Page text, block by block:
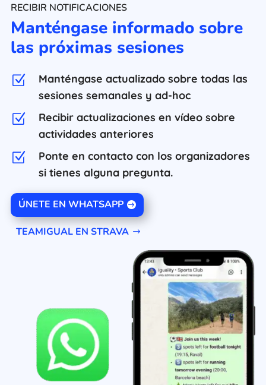
RECIBIR NOTIFICACIONES
Manténgase informado sobre
las próximas sesiones
Z
Manténgase actualizado sobre todas las
sesiones semanales y ad-hoc
Z
Recibir actualizaciones en vídeo sobre
actividades anteriores
Z
Ponte en contacto con los organizadores
si tienes alguna pregunta.
ÚNETE EN WHATSAPP
TEAMIGUAL EN STRAVA